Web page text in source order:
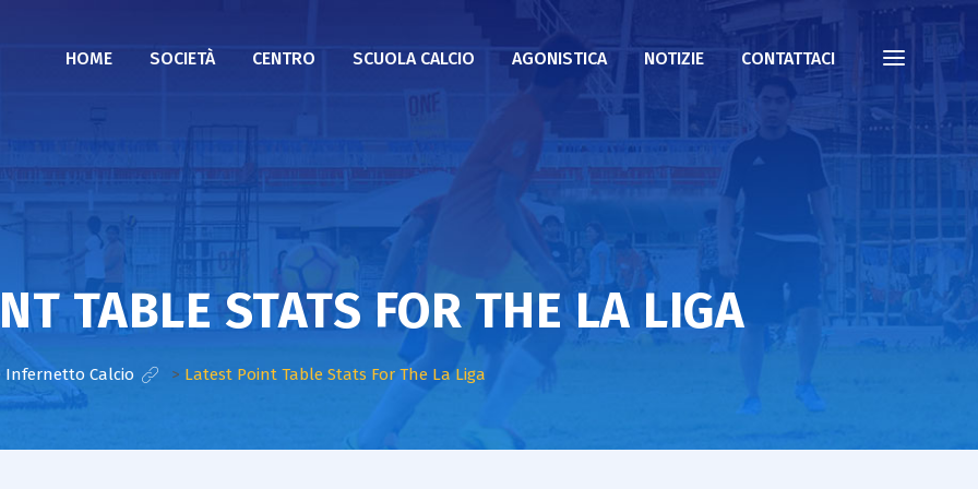
HOME SOCIETÀ CENTRO SCUOLA CALCIO AGONISTICA NOTIZIE CONTATTACI
TABLE STATS FOR THE LA LIGA
Infernetto Calcio > Latest Point Table Stats For The La Liga